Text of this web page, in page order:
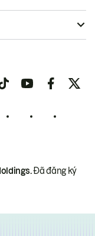
Đã đăng ký